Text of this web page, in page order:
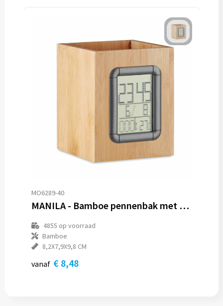
MO6289-40
MANILA - Bamboe pennenbak met LCD klok
4855 op voorraad
Bamboe
8,2X7,9X9,8 CM
vanaf € 8,48